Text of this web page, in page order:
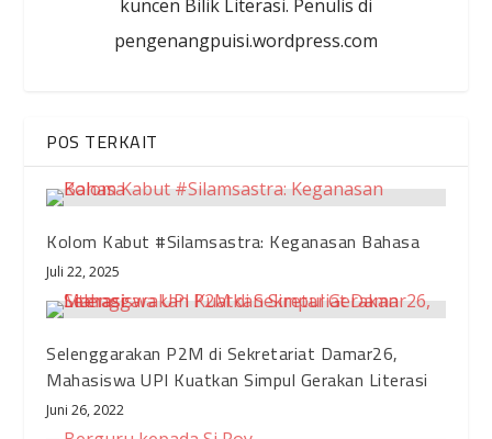
kuncen Bilik Literasi. Penulis di
pengenangpuisi.wordpress.com
POS TERKAIT
Kolom Kabut #Silamsastra: Keganasan Bahasa
Juli 22, 2025
Selenggarakan P2M di Sekretariat Damar26,
Mahasiswa UPI Kuatkan Simpul Gerakan Literasi
Juni 26, 2022